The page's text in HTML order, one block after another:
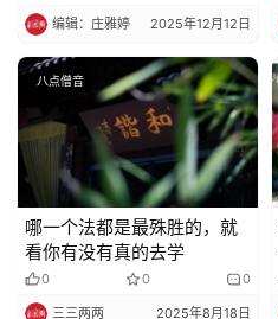
编辑：庄雅婷 2025年12月12日
八点僧音
哪一个法都是最殊胜的，就
看你有没有真的去学
0 0 0
三三两两 2025年8月18日